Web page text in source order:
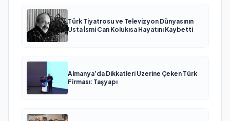
Türk Tiyatrosu ve Televizyon Dünyasının
Usta İsmi Can Kolukısa Hayatını Kaybetti
Almanya’da Dikkatleri Üzerine Çeken Türk
Firması: Taşyapı